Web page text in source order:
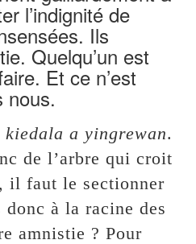
l’indignité de
Ils
Quelqu’un est
Et ce n’est
nous.
a yingrewan.
de l’arbre qui croit
il faut le sectionner
à la racine des
amnistie ? Pour